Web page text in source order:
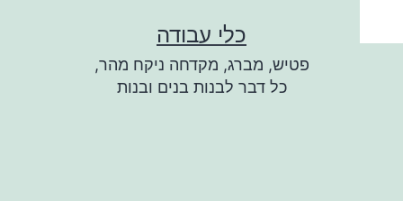
לתוכן
כלי עבודה
פטיש, מברג, מקדחה ניקח מהר,
כל דבר לבנות בנים ובנות